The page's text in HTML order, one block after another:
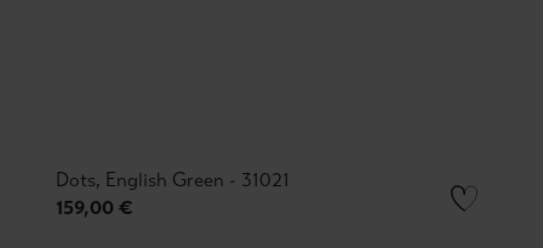
Dots, English Green - 31021
159,00 €